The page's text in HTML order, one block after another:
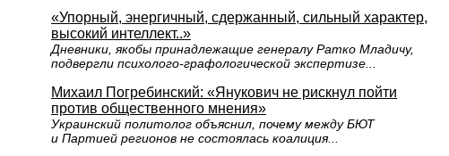
«Упорный, энергичный, сдержанный, сильный характер,
высокий интеллект..»
Дневники, якобы принадлежащие генералу Ратко Младичу,
подвергли психолого-графологической экспертизе...
Михаил Погребинский: «Янукович не рискнул пойти
против общественного мнения»
Украинский политолог объяснил, почему между БЮТ
и Партией регионов не состоялась коалиция...